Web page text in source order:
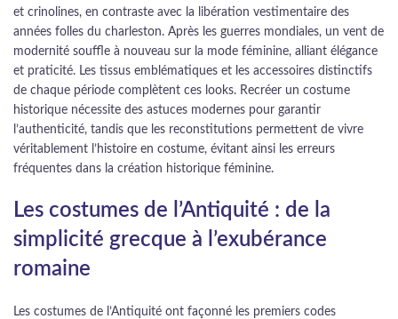
et crinolines, en contraste avec la libération vestimentaire des
années folles du charleston. Après les guerres mondiales, un vent de
modernité souffle à nouveau sur la mode féminine, alliant élégance
et praticité. Les tissus emblématiques et les accessoires distinctifs
de chaque période complètent ces looks. Recréer un costume
historique nécessite des astuces modernes pour garantir
l’authenticité, tandis que les reconstitutions permettent de vivre
véritablement l’histoire en costume, évitant ainsi les erreurs
fréquentes dans la création historique féminine.
Les costumes de l’Antiquité : de la
simplicité grecque à l’exubérance
romaine
Les costumes de l’Antiquité ont façonné les premiers codes